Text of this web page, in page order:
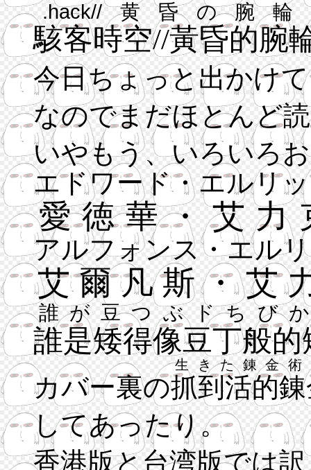
駭客時空//黃昏的腕
.hack//黄昏の腕輪
今日ちょっと出かけ
なのでまだほとんど
いやもう、いろいろ
愛徳華・艾力
エドワード・エルリ
艾爾凡斯・艾
アルフォンス・エル
誰是矮得像豆丁般的
誰が豆つぶドちび
カバー裏の抓到活的
生きた錬金
してあったり。
香港版と台湾版では